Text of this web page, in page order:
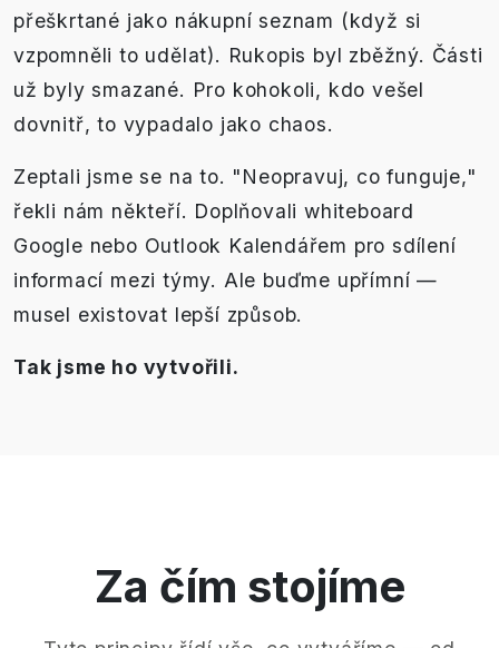
přeškrtané jako nákupní seznam (když si
vzpomněli to udělat). Rukopis byl zběžný. Části
už byly smazané. Pro kohokoli, kdo vešel
dovnitř, to vypadalo jako chaos.
Zeptali jsme se na to. "Neopravuj, co funguje,"
řekli nám někteří. Doplňovali whiteboard
Google nebo Outlook Kalendářem pro sdílení
informací mezi týmy. Ale buďme upřímní —
musel existovat lepší způsob.
Tak jsme ho vytvořili.
Za čím stojíme